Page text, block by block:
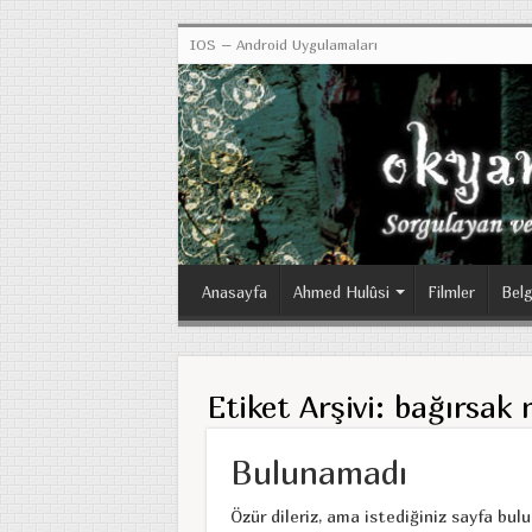
IOS – Android Uygulamaları
Anasayfa Ahmed Hulûsi Filmler
Etiket Arşivi: bağırsak
Bulunamadı
Özür dileriz, ama istediğiniz sayfa